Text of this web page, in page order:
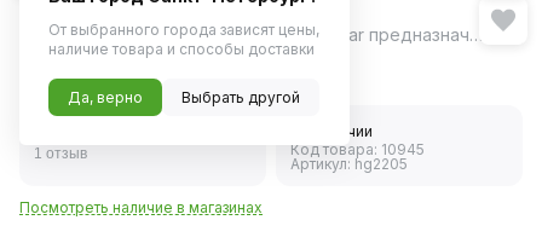
5-минутная промывка двигателя Hi-Gear предназначена для капитальной очистки двигателя, содержит специальные добавки, создающие эмульсию, которая обволакивает частички продуктов износа, нагара, смываемых отложений и препятствует их контакту с трущимися деталями двигателя в процессе промывки. ещё
1 отзыв
В наличии
Код товара: 10945
Артикул: hg2205
Посмотреть наличие в магазинах
От выбранного города зависят цены,
наличие товара и способы доставки
Да, верно Выбрать другой